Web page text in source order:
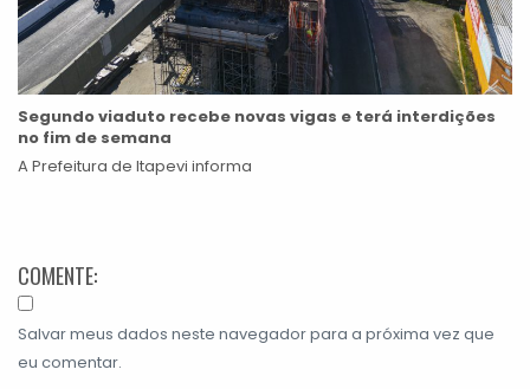
Segundo viaduto recebe novas vigas e terá interdições
no fim de semana
A Prefeitura de Itapevi informa
COMENTE:
Salvar meus dados neste navegador para a próxima vez que
eu comentar.